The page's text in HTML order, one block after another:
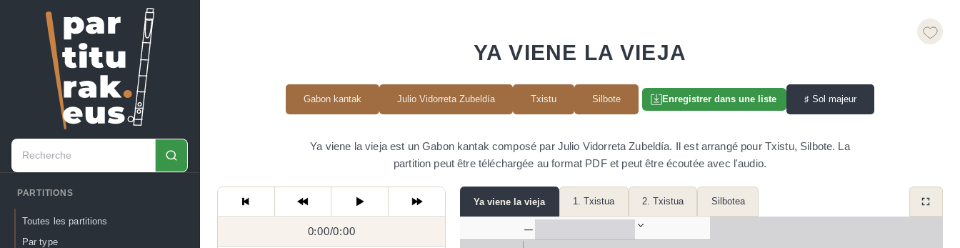
PARTITIONS
Toutes les partitions
Par type
YA VIENE LA VIEJA
Gabon kantak Julio Vidorreta Zubeldía Txistu Silbote Enregistrer dans une liste ♯ Sol majeur
Ya viene la vieja est un Gabon kantak composé par Julio Vidorreta Zubeldía. Il est arrangé pour Txistu, Silbote. La
partition peut être téléchargée au format PDF et peut être écoutée avec l'audio.
0:00/
0:00/0:00
Ya viene la vieja 1. Txistua 2. Txistua Silbotea